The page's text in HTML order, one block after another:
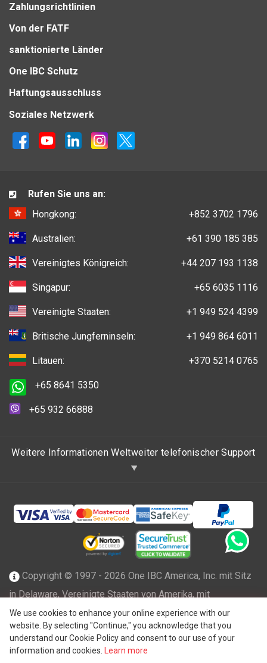
Zahlungsrichtlinien
Von der FATF
sanktionierte Länder
One IBC Schutz
Haftungsausschluss
Soziales Netzwerk
We use cookies to enhance your online experience with our
website. By selecting "Continue," you acknowledge that you
understand our Cookie Policy and consent to our use of your
information and cookies.
Learn more
Rufen Sie uns an:
Hongkong:
+852 3702 1796
Australien: +61 390 185 385
Vereinigtes Königreich: +44 207 193 1138
Singapur: +65 6035 1116
Vereinigte Staaten: +1 949 524 4399
Britische Jungferninseln: +1 949 864 6011
Litauen: +370 5214 0765
+65 8641 5350
+65 932 66888
Weitere Informationen Weltweiter telefonischer Support
Copyright © 1997 - 2026 One IBC America, Inc. mit Sitz
in Delaware, Vereinigte Staaten von Amerika, mit
beschränkter Haftung und Mitgliedsfirma des One IBC
Netzwerks einer unabhängigen und separaten juristischen
Person, die mit der One IBC®Group ("